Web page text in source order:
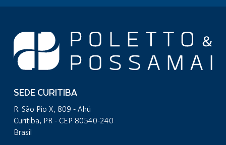
SEDE CURITIBA
R. São Pio X, 809 - Ahú
Curitiba, PR - CEP 80540-240
Brasil